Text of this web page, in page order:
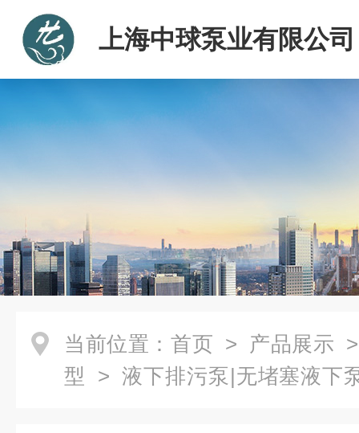
上海中球泵业有限公司
当前位置： 首页 > 产品展示
型 > 液下排污泵|无堵塞液下